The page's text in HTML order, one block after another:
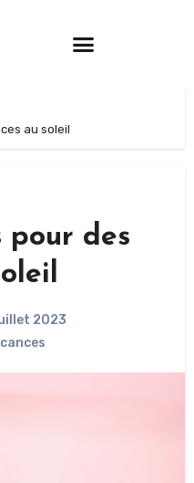
au soleil
pour des
2023